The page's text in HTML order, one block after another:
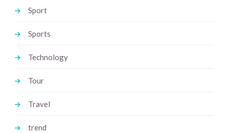
Sport
Sports
Technology
Tour
Travel
trend